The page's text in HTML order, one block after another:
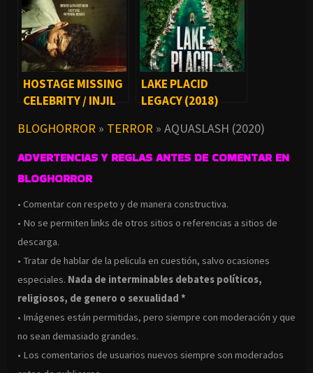
HOSTAGE MISSING
CELEBRITY / INJIL
LAKE PLACID
LEGACY (2018)
BLOGHORROR » TERROR » AQUASLASH (2020)
ADVERTENCIAS Y REGLAS ANTES DE COMENTAR EN
BLOGHORROR
• Comentar con respeto y de manera constructiva.
• No se permiten links de otros sitios o referencias a sitios de
descarga.
• Tratar de hablar de la pelicula en cuestión, salvo ocasiones
especiales. Nada de interminables debates políticos,
religiosos, de genero o sexualidad *
• Imágenes están permitidas, pero siempre con moderación y que
no sean demasiado grandes.
• Los comentarios de usuarios nuevos siempre son moderados